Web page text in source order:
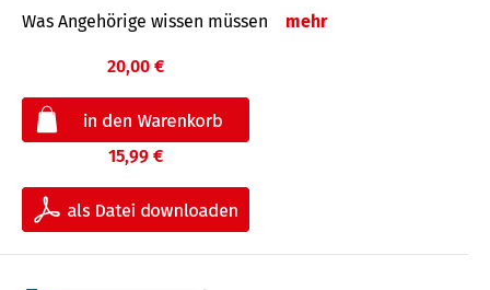
Was Angehörige wissen müssen mehr
20,00 €
15,99 €